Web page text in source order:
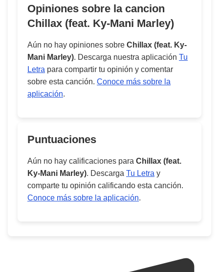
Opiniones sobre la cancion
Chillax (feat. Ky-Mani Marley)
Aún no hay opiniones sobre Chillax (feat. Ky-
Mani Marley). Descarga nuestra aplicación Tu
Letra para compartir tu opinión y comentar
sobre esta canción. Conoce más sobre la
aplicación.
Puntuaciones
Aún no hay calificaciones para Chillax (feat.
Ky-Mani Marley). Descarga Tu Letra y
comparte tu opinión calificando esta canción.
Conoce más sobre la aplicación.